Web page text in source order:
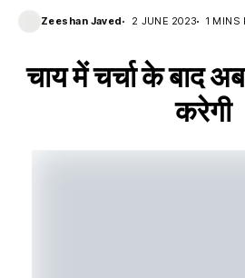
Zeeshan Javed 2 JUNE 2023 1 MINS
चाय में चर्चा के बाद
करेगी